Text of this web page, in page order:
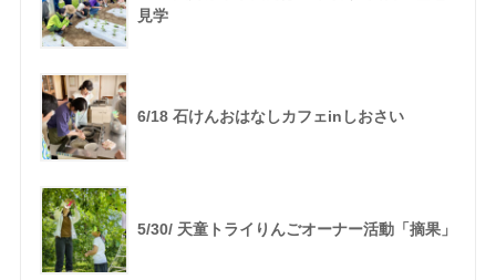
見学
6/18 石けんおはなしカフェinしおさい
5/30/ 天童トライりんごオーナー活動「摘果」